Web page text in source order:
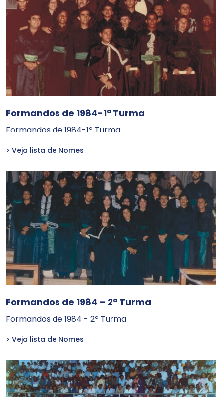
Formandos de 1984-1ª Turma
Formandos de 1984-1ª Turma
> Veja lista de Nomes
Formandos de 1984 – 2ª Turma
Formandos de 1984 - 2ª Turma
> Veja lista de Nomes